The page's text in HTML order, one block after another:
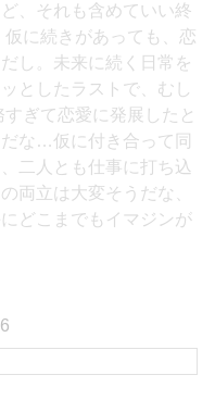
、それも含めていい終
に続きがあっても、恋
し。未来に続く日常を
としたラストで、むし
ぎて恋愛に発展したと
な…仮に付き合って同
二人とも仕事に打ち込
両立は大変そうだな、
どこまでもイマジンが